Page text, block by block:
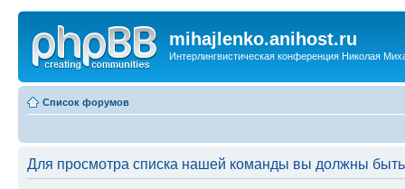
mihajlenko.anihost.ru
Интерлингвистическая конференция Николая
Список форумов
Для просмотра списка нашей команды вы должны